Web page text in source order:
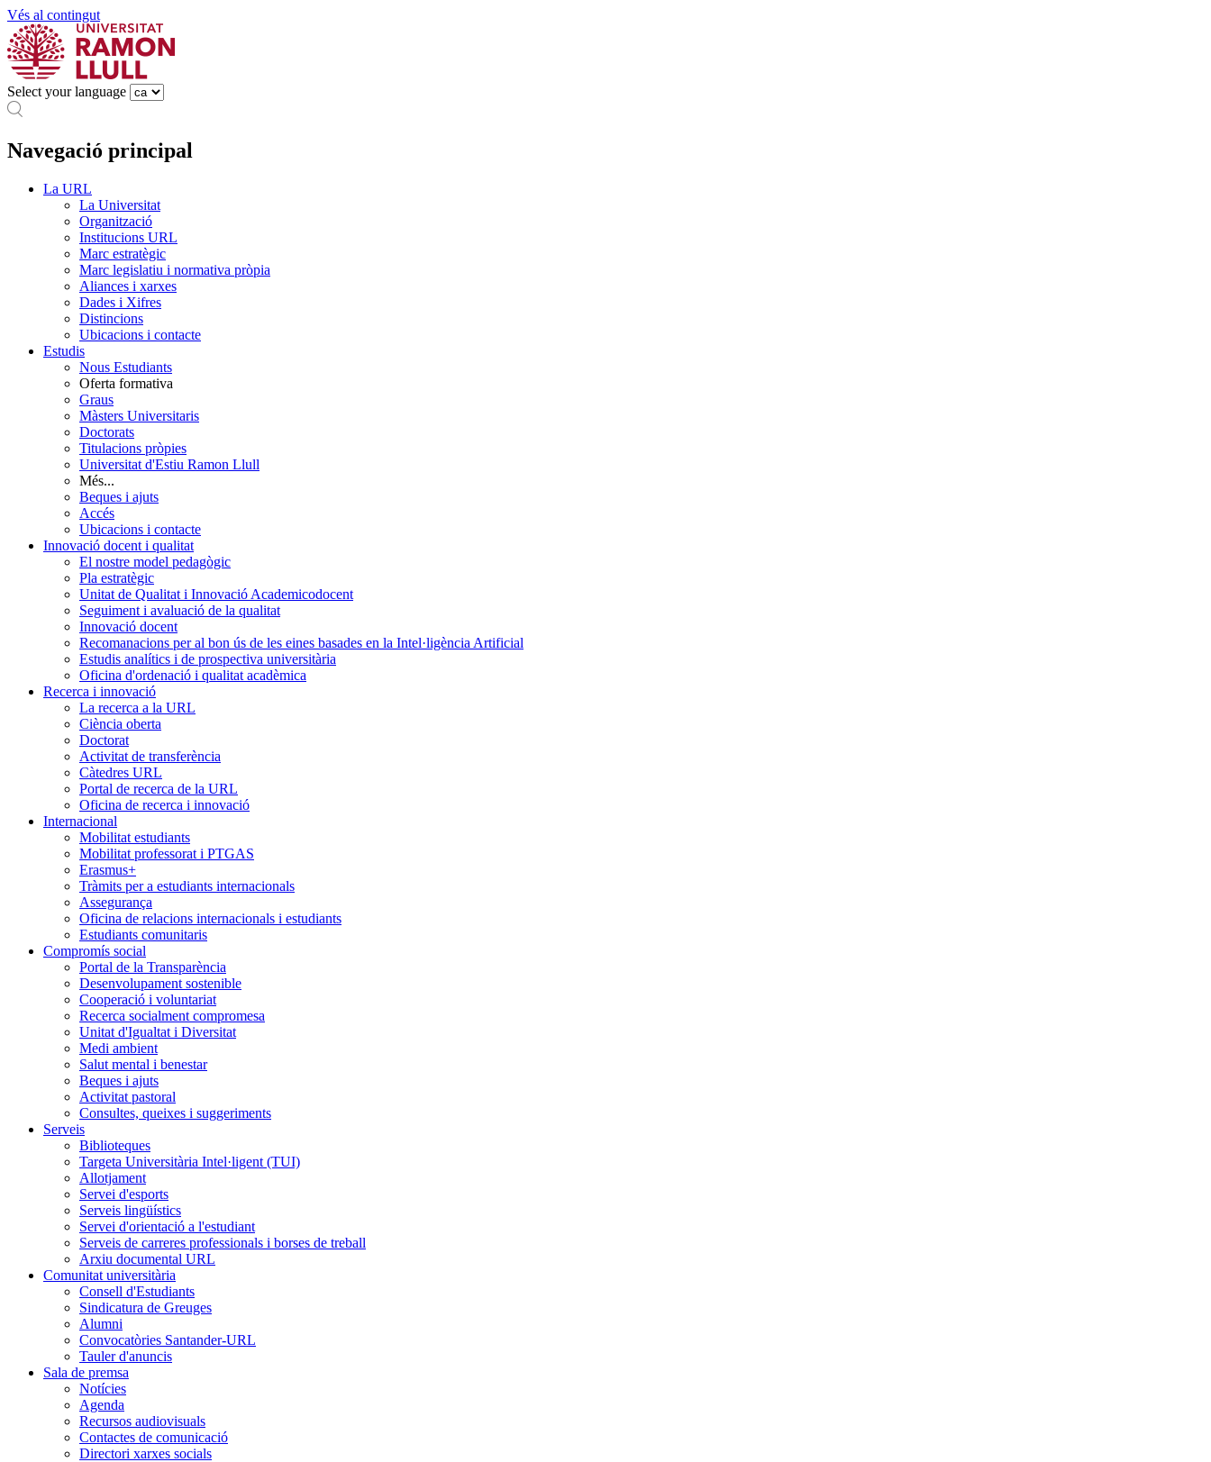
Vés al contingut
Select your language
Navegació principal
La URL
La Universitat
Organització
Institucions URL
Marc estratègic
Marc legislatiu i normativa pròpia
Aliances i xarxes
Dades i Xifres
Distincions
Ubicacions i contacte
Estudis
Nous Estudiants
Oferta formativa
Graus
Màsters Universitaris
Doctorats
Titulacions pròpies
Universitat d'Estiu Ramon Llull
Més...
Beques i ajuts
Accés
Ubicacions i contacte
Innovació docent i qualitat
El nostre model pedagògic
Pla estratègic
Unitat de Qualitat i Innovació Academicodocent
Seguiment i avaluació de la qualitat
Innovació docent
Recomanacions per al bon ús de les eines basades en la Intel·ligència Artificial
Estudis analítics i de prospectiva universitària
Oficina d'ordenació i qualitat acadèmica
Recerca i innovació
La recerca a la URL
Ciència oberta
Doctorat
Activitat de transferència
Càtedres URL
Portal de recerca de la URL
Oficina de recerca i innovació
Internacional
Mobilitat estudiants
Mobilitat professorat i PTGAS
Erasmus+
Tràmits per a estudiants internacionals
Assegurança
Oficina de relacions internacionals i estudiants
Estudiants comunitaris
Compromís social
Portal de la Transparència
Desenvolupament sostenible
Cooperació i voluntariat
Recerca socialment compromesa
Unitat d'Igualtat i Diversitat
Medi ambient
Salut mental i benestar
Beques i ajuts
Activitat pastoral
Consultes, queixes i suggeriments
Serveis
Biblioteques
Targeta Universitària Intel·ligent (TUI)
Allotjament
Servei d'esports
Serveis lingüístics
Servei d'orientació a l'estudiant
Serveis de carreres professionals i borses de treball
Arxiu documental URL
Comunitat universitària
Consell d'Estudiants
Sindicatura de Greuges
Alumni
Convocatòries Santander-URL
Tauler d'anuncis
Sala de premsa
Notícies
Agenda
Recursos audiovisuals
Contactes de comunicació
Directori xarxes socials